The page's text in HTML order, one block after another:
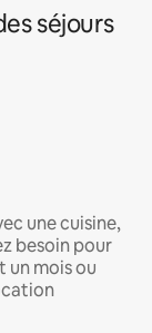
séjours
une cuisine,
besoin pour
mois ou